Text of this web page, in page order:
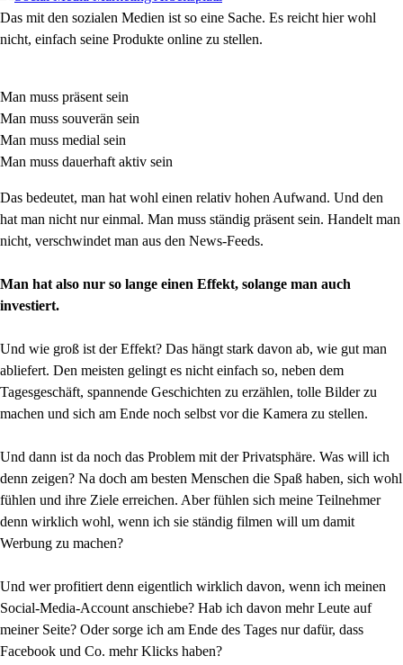
Das mit den sozialen Medien ist so eine Sache. Es reicht hier wohl
nicht, einfach seine Produkte online zu stellen.
Man muss präsent sein
Man muss souverän sein
Man muss medial sein
Man muss dauerhaft aktiv sein
Das bedeutet, man hat wohl einen relativ hohen Aufwand. Und den
hat man nicht nur einmal. Man muss ständig präsent sein. Handelt man
nicht, verschwindet man aus den News-Feeds.
Man hat also nur so lange einen Effekt, solange man auch
investiert.
Und wie groß ist der Effekt? Das hängt stark davon ab, wie gut man
abliefert. Den meisten gelingt es nicht einfach so, neben dem
Tagesgeschäft, spannende Geschichten zu erzählen, tolle Bilder zu
machen und sich am Ende noch selbst vor die Kamera zu stellen.
Und dann ist da noch das Problem mit der Privatsphäre. Was will ich
denn zeigen? Na doch am besten Menschen die Spaß haben, sich wohl
fühlen und ihre Ziele erreichen. Aber fühlen sich meine Teilnehmer
denn wirklich wohl, wenn ich sie ständig filmen will um damit
Werbung zu machen?
Und wer profitiert denn eigentlich wirklich davon, wenn ich meinen
Social-Media-Account anschiebe? Hab ich davon mehr Leute auf
meiner Seite? Oder sorge ich am Ende des Tages nur dafür, dass
Facebook und Co. mehr Klicks haben?